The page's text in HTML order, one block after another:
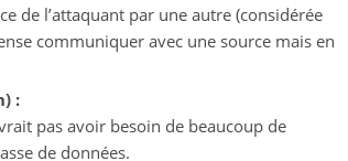
de l’attaquant par une autre (considérée
communiquer avec une source mais en
:
pas avoir besoin de beaucoup de
de données.